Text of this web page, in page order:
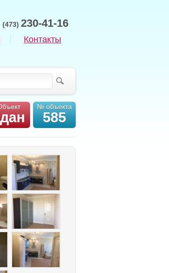
(473) 230-41-16
Контакты
№ объекта
585